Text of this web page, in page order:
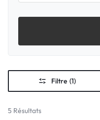
Filtre (1)
5 Résultats